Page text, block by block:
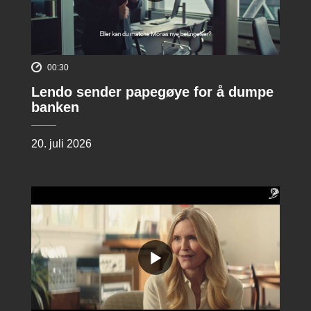
00:30
Lendo sender papegøye for å dumpe
banken
20. juli 2026